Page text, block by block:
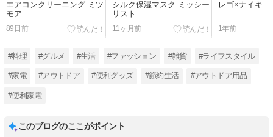
エアコンクリーニング ミツ
モア
89日前
シルク保湿マスク ミッシー
リスト
11ヶ月前
レゴ×ナイキ
1年前
#料理 #グルメ #生活 #ファッション #雑貨 #ライフスタイル
#家電 #アウトドア #便利グッズ #節約生活 #アウトドア用品
#便利家電
このブログのここがポイント